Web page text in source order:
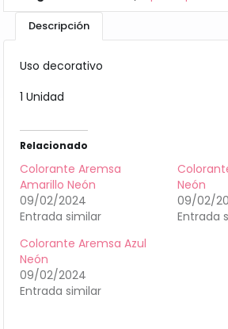
Descripción
Uso decorativo
1 Unidad
Relacionado
Colorante Aremsa
Amarillo Neón
09/02/2024
Entrada similar
Neón
09/02/
Entrada
Colorante Aremsa Azul
Neón
09/02/2024
Entrada similar